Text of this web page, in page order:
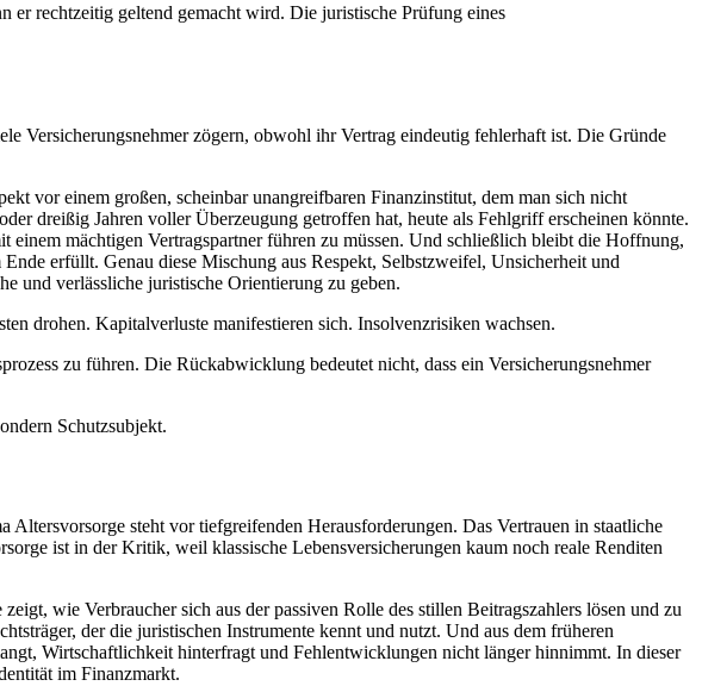
er rechtzeitig geltend gemacht wird. Die juristische Prüfung eines
Versicherungsnehmer zögern, obwohl ihr Vertrag eindeutig fehlerhaft ist. Die Gründe
vor einem großen, scheinbar unangreifbaren Finanzinstitut, dem man sich nicht
dreißig Jahren voller Überzeugung getroffen hat, heute als Fehlgriff erscheinen könnte.
mächtigen Vertragspartner führen zu müssen. Und schließlich bleibt die Hoffnung,
erfüllt. Genau diese Mischung aus Respekt, Selbstzweifel, Unsicherheit und
und verlässliche juristische Orientierung zu geben.
drohen. Kapitalverluste manifestieren sich. Insolvenzrisiken wachsen.
zu führen. Die Rückabwicklung bedeutet nicht, dass ein Versicherungsnehmer
Schutzsubjekt.
steht vor tiefgreifenden Herausforderungen. Das Vertrauen in staatliche
ist in der Kritik, weil klassische Lebensversicherungen kaum noch reale Renditen
wie Verbraucher sich aus der passiven Rolle des stillen Beitragszahlers lösen und zu
der die juristischen Instrumente kennt und nutzt. Und aus dem früheren
Wirtschaftlichkeit hinterfragt und Fehlentwicklungen nicht länger hinnimmt. In dieser
im Finanzmarkt.